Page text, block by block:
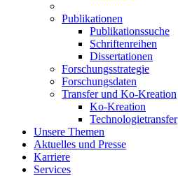
Publikationen
Publikationssuche
Schriftenreihen
Dissertationen
Forschungsstrategie
Forschungsdaten
Transfer und Ko-Kreation
Ko-Kreation
Technologietransfer
Unsere Themen
Aktuelles und Presse
Karriere
Services